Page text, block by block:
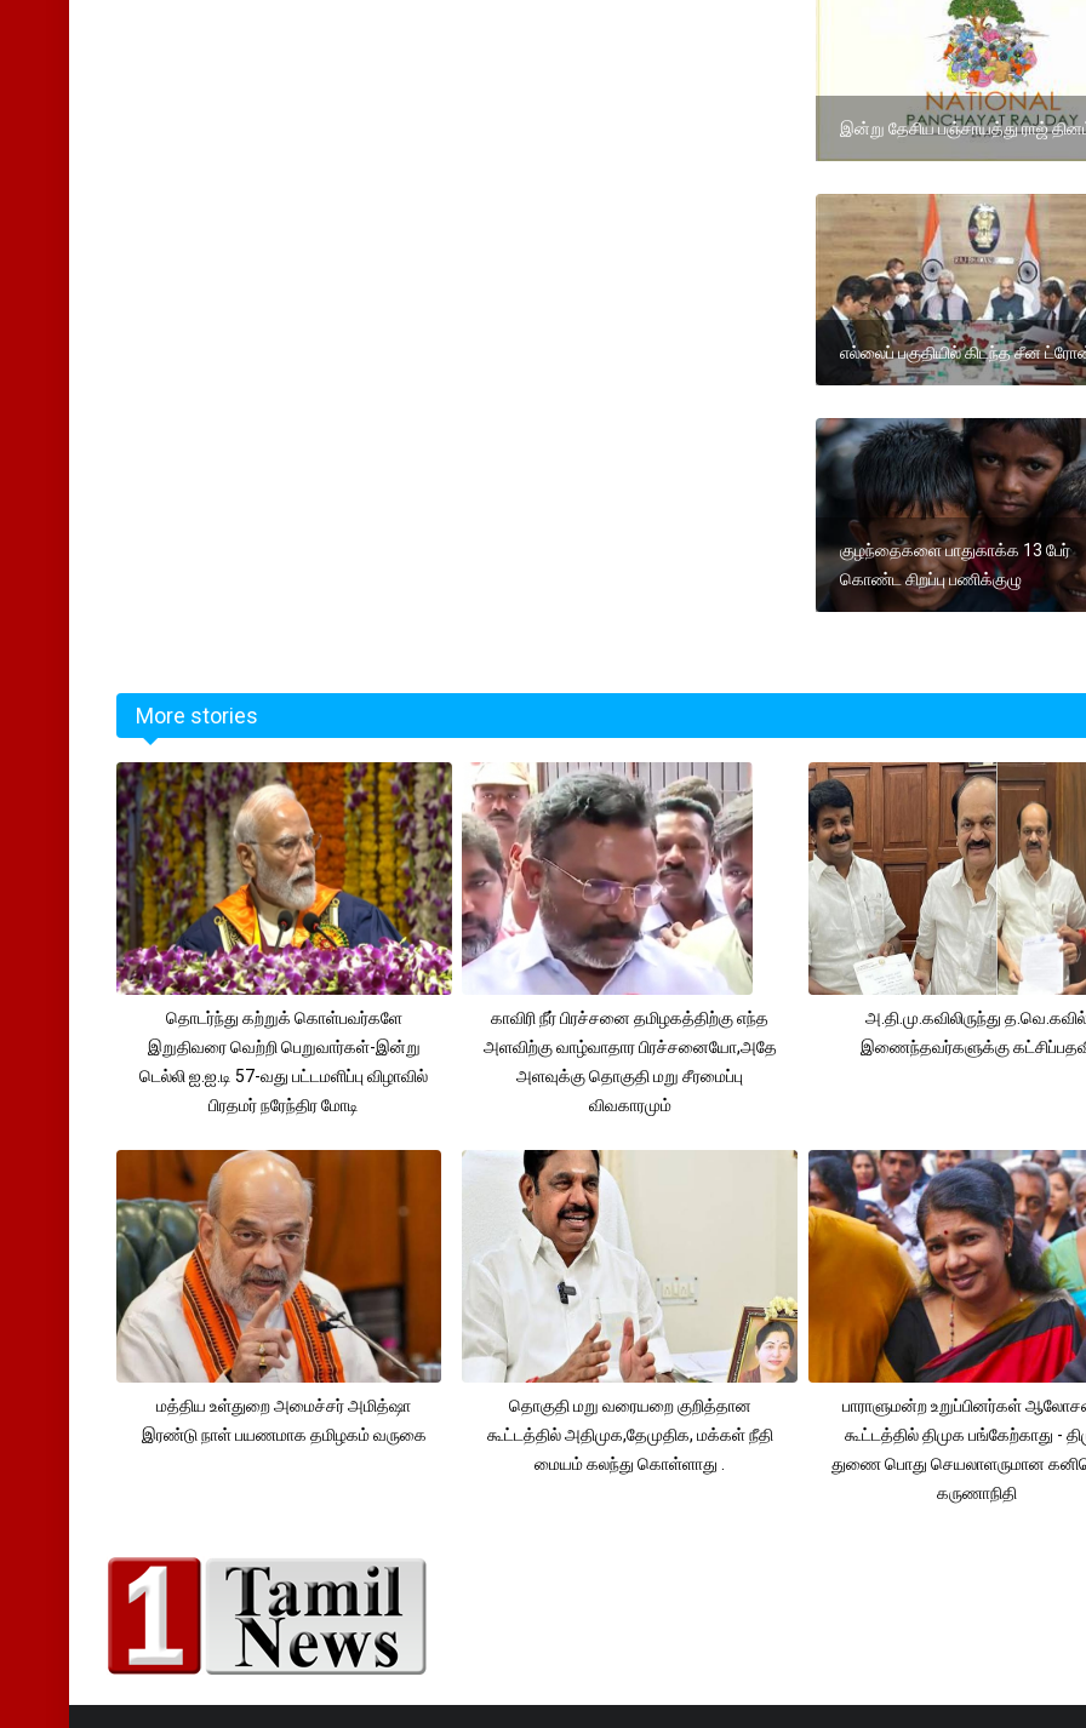
இன்று தேசிய பஞ்சாயத்து ராஜ்
எல்லைப் பகுதியில் கிடந்த சீன
குழந்தைகளை பாதுகாக்க 13 பேர்
கொண்ட சிறப்பு பணிக்குழு
More stories
தொடர்ந்து கற்றுக் கொள்பவர்களே
இறுதிவரை வெற்றி பெறுவார்கள்-இன்று
டெல்லி ஐ.ஐ.டி 57-வது பட்டமளிப்பு விழாவில்
பிரதமர் நரேந்திர மோடி
காவிரி நீர் பிரச்சனை தமிழகத்திற்கு எந்த
அளவிற்கு வாழ்வாதார பிரச்சனையோ,அதே
அளவுக்கு தொகுதி மறு சீரமைப்பு
விவகாரமும்
அ.தி.மு.கவிலிருந்து
இணைந்தவர்களுக்கு
மத்திய உள்துறை அமைச்சர் அமித்ஷா
இரண்டு நாள் பயணமாக தமிழகம் வருகை
தொகுதி மறு வரையறை குறித்தான
கூட்டத்தில் அதிமுக,தேமுதிக, மக்கள் நீதி
மையம் கலந்து கொள்ளாது .
பாராளுமன்ற உறுப்பினர்கள்
கூட்டத்தில் திமுக பங்கேற்காது -
துணை பொது செயலாளருமான
கருணாநிதி